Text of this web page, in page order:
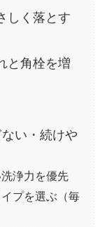
しく落とす
と角栓を増
い・続けや
浄力を優先
プを選ぶ（毎